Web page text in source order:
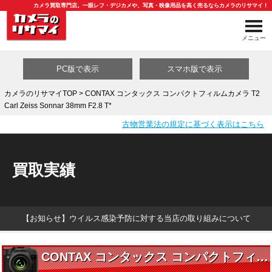
カメラ買取専門店。一眼レフ・デジカメや、写真・映像用品を高く売るならカメラのリサマイ！
メニュー
PC版で表示 スマホ版で表示
カメラのリサマイTOP> CONTAX コンタックス コンパクトフィルムカメラ T2
Carl Zeiss Sonnar 38mm F2.8 T*
古物営業法の規定に基づく表示はこちら
買取実績
【お知らせ】ウイルス感染予防に対する当店の取り組みについて
CONTAX コンタックス コンパクトフィルムカメラ T2 Carl Zeiss Sonnar 38mm F2.8 T*